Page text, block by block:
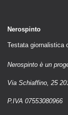
Nerospinto
Testata giornalistica
Nerospinto è un
Via Schiaffino, 25
P.IVA 07553080966